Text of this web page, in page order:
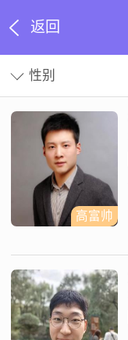
返回
性别
高富帅